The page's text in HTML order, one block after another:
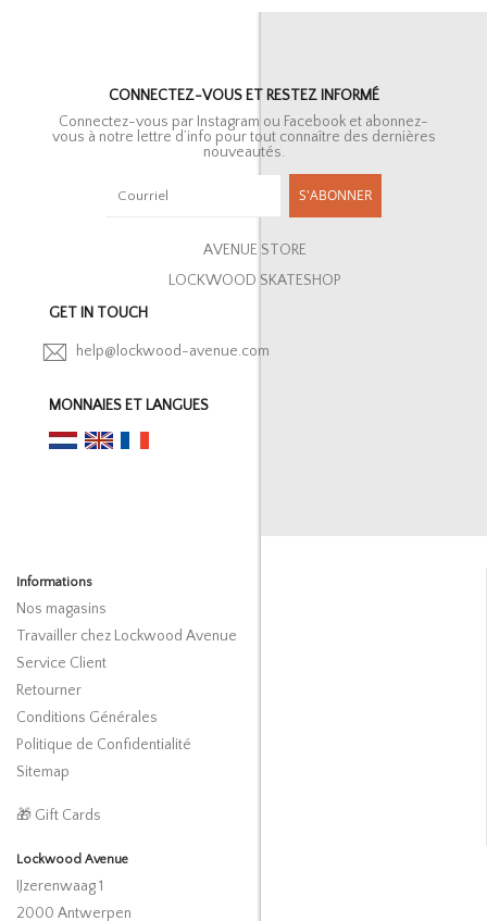
CONNECTEZ-VOUS ET RESTEZ INFORMÉ
Connectez-vous par Instagram ou Facebook et abonnez-
vous à notre lettre d’info pour tout connaître des dernières
nouveautés.
S'ABONNER
AVENUE STORE
LOCKWOOD SKATESHOP
GET IN TOUCH
help@lockwood-avenue.com
MONNAIES ET LANGUES
Informations
Nos magasins
Travailler chez Lockwood Avenue
Service Client
Retourner
Conditions Générales
Politique de Confidentialité
Sitemap
🎁 Gift Cards
Lockwood Avenue
IJzerenwaag 1
2000 Antwerpen